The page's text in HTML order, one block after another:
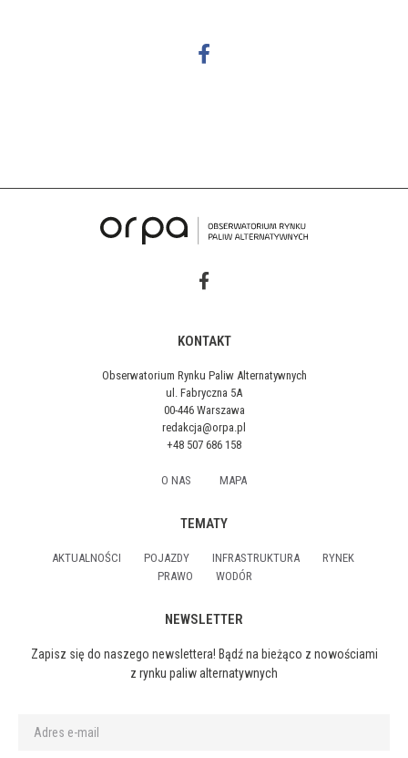
KONTAKT
Obserwatorium Rynku Paliw Alternatywnych
ul. Fabryczna 5A
00-446 Warszawa
redakcja@orpa.pl
+48 507 686 158
O NAS MAPA
TEMATY
AKTUALNOŚCI POJAZDY INFRASTRUKTURA
RYNEK
PRAWO
WODÓR
NEWSLETTER
Zapisz się do naszego newslettera! Bądź na bieżąco z nowościami
z rynku paliw alternatywnych